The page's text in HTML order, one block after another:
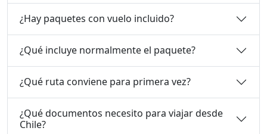
¿Hay paquetes con vuelo incluido?
¿Qué incluye normalmente el paquete?
¿Qué ruta conviene para primera vez?
¿Qué documentos necesito para viajar desde
Chile?